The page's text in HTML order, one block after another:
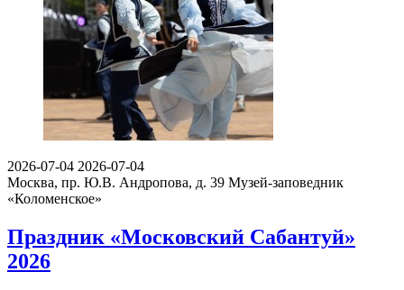
2026-07-04 2026-07-04
Москва, пр. Ю.В. Андропова, д. 39 Музей-заповедник
«Коломенское»
Праздник «Московский Сабантуй»
2026